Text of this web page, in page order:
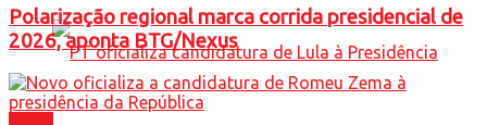
Polarização regional marca corrida presidencial de
2026, aponta BTG/Nexus